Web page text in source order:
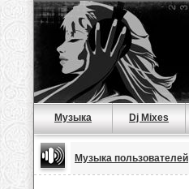
Музыка Dj Mixes
Музыка пользователей